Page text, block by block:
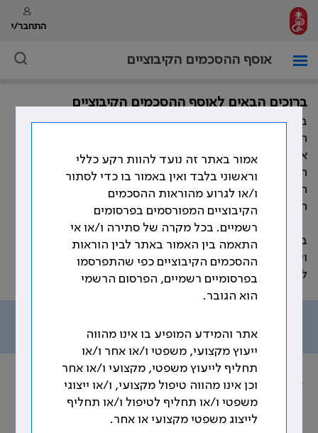
התחבר/י
אוסף ההסכמים הקיבוציים
ברוכים הבאים לאוסף ההסכמים הקיבוציים
במהלך השנים חתמה ההסתדרות הרפואית בישראל, מול
המעסיקים השונים, על הסכמים קיבוציים רבים המסדירים
את תנאי העבודה וזכויות הרופאים. כמו כן, התווספו במהלך
השנים פסקי בוררות, נספחים להסכמים קיבוציים, נהלים,
חוזרים ומכתבים אשר קובעים את תנאי העבודה וזכויות
הרופאים.
באתר זה ריכזנו את עיקר ההוראות ההסכמיות, שהוסדרו
ועוגנו בהסכמים הקיבוצים שנחתמו לאורך השנים, בהתאם
לנושאים שמפורטים בתפריט האתר.
אוסף הסכמים הקיבוציים
נושא: ישוב חילוקי דיעות ובוררות
אמור באתר זה נועד להוות רקע כללי
וראשוני בלבד ואין באמור בו כדי לסתור
ו/או לגרוע מהוראות ההסכמים
הקיבוציים המפורסמים בפרסומים
רשמיים. בכל מקרה של סתירה ו/או אי
התאמה בין האמור באתר לבין הוראות
ההסכמים הקיבוציים כפי שהתפרסמו
בפרסומיים רשמיים, הפרסום הרשמי
הוא הגובר.
אתר והמידע המופיע בו אינו מהווה
ייעוץ מקצועי, משפטי ו/או אחר ו/או
תחליף לייעוץ משפטי, מקצועי ו/או אחר
וכן אינו מהווה טיפול מקצועי, ו/או ייצוגי
משפטי ו/או תחליף לטיפול ו/או תחליף
לייצוג משפטי מקצועי או אחר.